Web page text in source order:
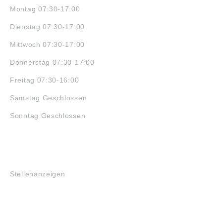
Montag 07:30-17:00
Dienstag 07:30-17:00
Mittwoch 07:30-17:00
Donnerstag 07:30-17:00
Freitag 07:30-16:00
Samstag Geschlossen
Sonntag Geschlossen
Stellenanzeigen